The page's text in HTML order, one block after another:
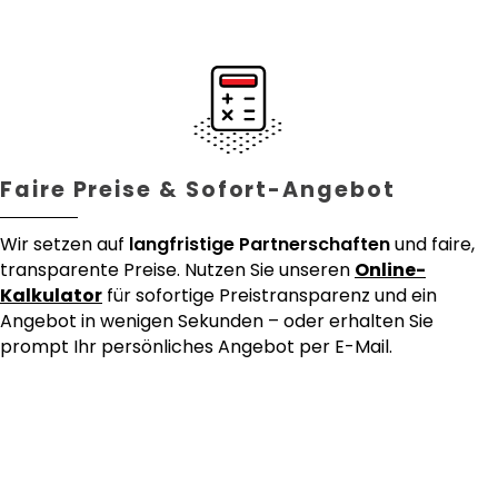
Faire Preise & Sofort-Angebot
Wir setzen auf langfristige Partnerschaftenund faire,
transparente Preise. Nutzen Sie unseren Online-
Kalkulator für sofortige Preistransparenz und ein
Angebot in wenigen Sekunden – oder erhalten Sie
prompt Ihr persönliches Angebot per E-Mail.